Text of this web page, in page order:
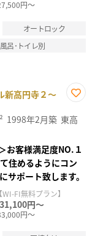
円～
オートロック
風呂･トイレ別
新高円寺２～
に入
り登
1998年2月築 東高
お客様満足度NO.１
住めるようにコン
サポート致します。
FI無料プラン】
円～
円～